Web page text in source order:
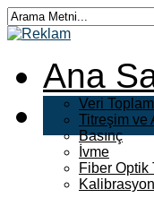
Ana
Veri
Titreşim ve
Basınç
İvme
Fiber Optik